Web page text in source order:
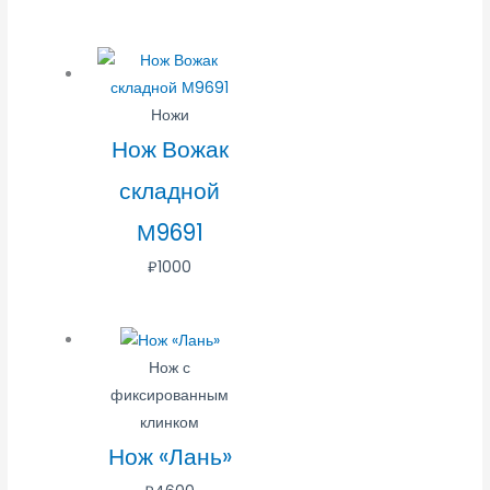
Ножи
Нож Вожак
складной
М9691
₽1000
Нож с
фиксированным
клинком
Нож «Лань»